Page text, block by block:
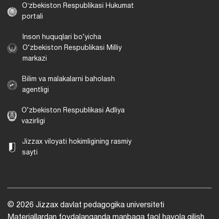
Oʻzbekiston Respublikasi Hukumat
portali
Inson huquqlari bo‘yicha
O‘zbekiston Respublikasi Milliy
markazi
Bilim va malakalarni baholash
agentligi
O‘zbekiston Respublikasi Adliya
vazirligi
Jizzax viloyati hokimligining rasmiy
sayti
© 2026 Jizzax davlat pedagogika universiteti
Materiallardan foydalanganda manbaga faol havola qilish